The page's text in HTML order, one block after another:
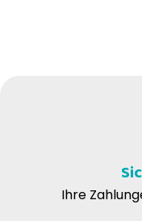
Ihre